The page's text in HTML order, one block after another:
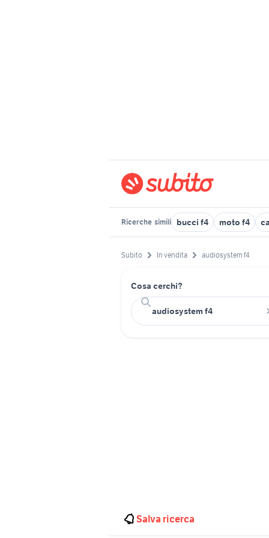
Ricerche simili bucci f4 moto f4
Subito In vendita audiosystem f4
Cosa cerchi?
Salva ricerca